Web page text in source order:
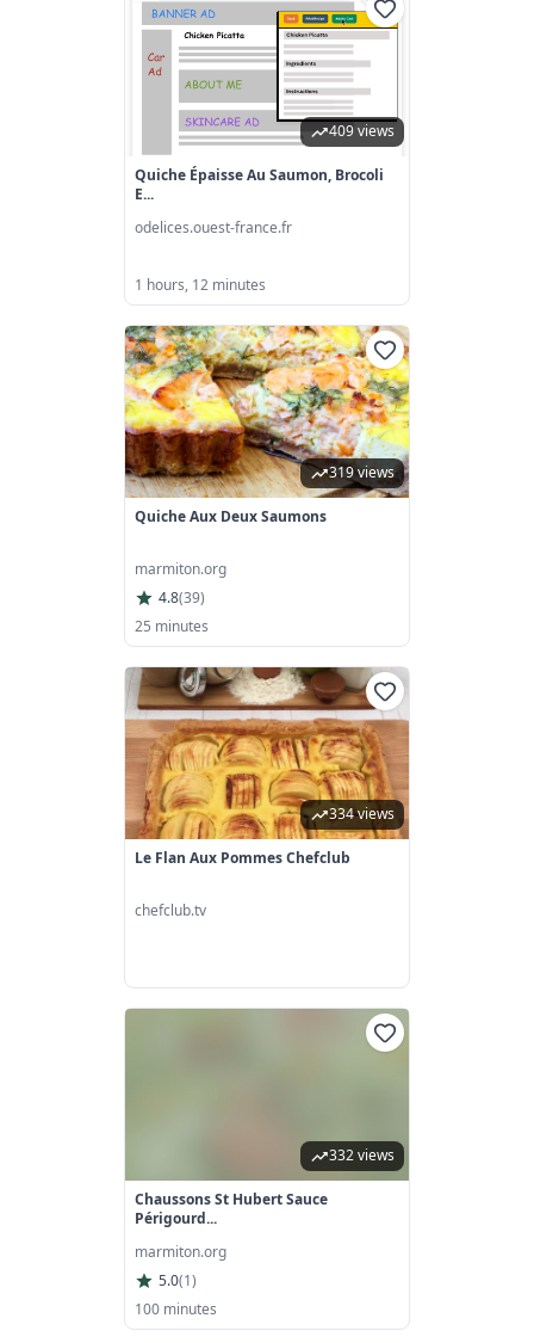
409 views
Quiche Épaisse Au Saumon, Brocoli
E...
odelices.ouest-france.fr
1 hours, 12 minutes
319 views
Quiche Aux Deux Saumons
marmiton.org
4.8(39)
25 minutes
334 views
Le Flan Aux Pommes Chefclub
chefclub.tv
332 views
Chaussons St Hubert Sauce
Périgourd...
marmiton.org
5.0(1)
100 minutes